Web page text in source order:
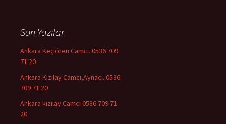
Son Yazılar
Ankara Keçiören Camcı. 0536 709
71 20
Ankara Kızılay Camcı,Aynacı. 0536
709 71 20
Ankara kızılay Camcı 0536 709 71
20